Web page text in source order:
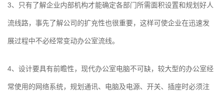
3、只有了解企业内部机构才能确定各部门所需面积设置和规划好人
流线路，事先了解公司的扩充性也很重要，这样可使企业在迅速发
展过程中不必经常变动办公室流线。
4、设计要具有前瞻性，现代办公室电脑不可缺，较大型的办公室经
常使用的网络系统，规划通讯、电脑及电源、开关、插座时必须注